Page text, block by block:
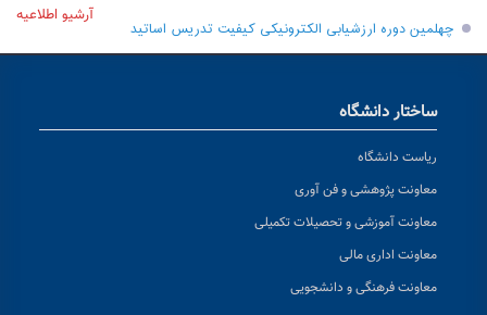
چهلمین دوره ارزشیابی الکترونیکی کیفیت تدریس اساتید
آرشیو اطلاعیه
ساختار دانشگاه
ریاست دانشگاه
معاونت پژوهشی و فن آوری
معاونت آموزشی و تحصیلات تکمیلی
معاونت اداری مالی
معاونت فرهنگی و دانشجویی